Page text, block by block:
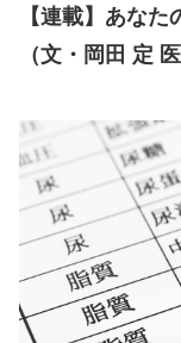
【連載】あな
（文・岡田 定 医